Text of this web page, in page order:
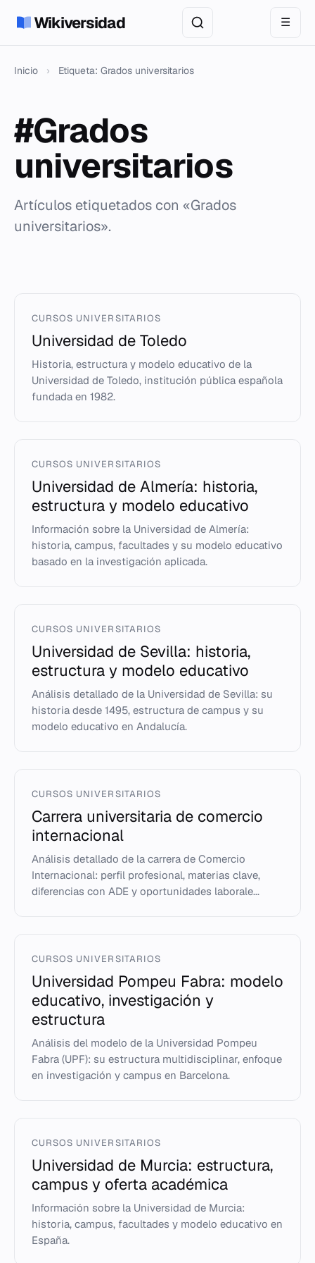
Wikiversidad ☰
Inicio › Etiqueta: Grados universitarios
#Grados
universitarios
Artículos etiquetados con «Grados
universitarios».
CURSOS UNIVERSITARIOS
Universidad de Toledo
Historia, estructura y modelo educativo de la
Universidad de Toledo, institución pública española
fundada en 1982.
CURSOS UNIVERSITARIOS
Universidad de Almería: historia,
estructura y modelo educativo
Información sobre la Universidad de Almería:
historia, campus, facultades y su modelo educativo
basado en la investigación aplicada.
CURSOS UNIVERSITARIOS
Universidad de Sevilla: historia,
estructura y modelo educativo
Análisis detallado de la Universidad de Sevilla: su
historia desde 1495, estructura de campus y su
modelo educativo en Andalucía.
CURSOS UNIVERSITARIOS
Carrera universitaria de comercio
internacional
Análisis detallado de la carrera de Comercio
Internacional: perfil profesional, materias clave,
diferencias con ADE y oportunidades laborale...
CURSOS UNIVERSITARIOS
Universidad Pompeu Fabra: modelo
educativo, investigación y
estructura
Análisis del modelo de la Universidad Pompeu
Fabra (UPF): su estructura multidisciplinar, enfoque
en investigación y campus en Barcelona.
CURSOS UNIVERSITARIOS
Universidad de Murcia: estructura,
campus y oferta académica
Información sobre la Universidad de Murcia:
historia, campus, facultades y modelo educativo en
España.